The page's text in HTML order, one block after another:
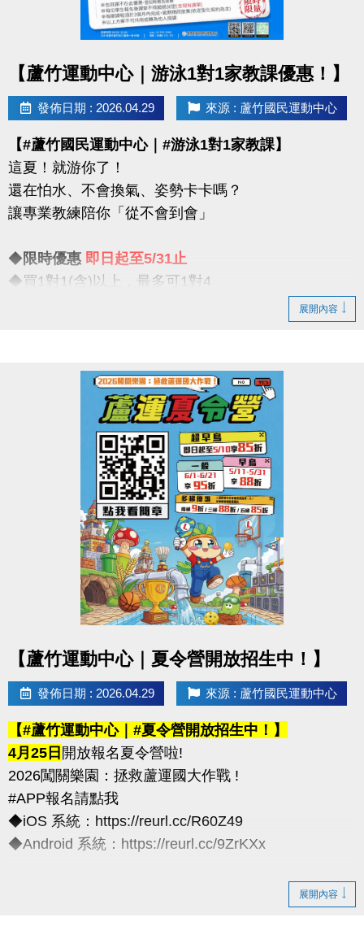
----------------------------------------------------------------
【#賽程公告】
----------------------------------------------------------------
【#比賽組別】
◆ 壯年組（35－54歲）
◆ 樂齡組（55歲以上）
比賽項目：混合雙打（不限性別）
【#注意事項】
（一）報名請攜帶身分證為憑，若兩位選手年紀組別
（三）超過比賽時間 3 分鐘未出賽者，以棄權論（以
大會掛鐘為準）。
（四）為使比賽順利進行，大會有權調度場地安排及
出場順序，不得異議。
（五）主辦單位保有延期舉辦比賽、調整場地及最終
（六）如有未盡事宜，依現場公告為主。
（七）洽詢專線：03-263-9066 #115、116
【蘆竹運動中心｜游泳1對1家教課優惠！】
發佈日期 : 2026.04.29 來源 : 蘆竹國民運動中心
【#蘆竹國民運動中心｜#游泳1對1家教課】
這夏！就游你了！
還在怕水、不會換氣、姿勢卡卡嗎？
讓專業教練陪你「從不會到會」
◆限時優惠 即日起至5/31止
◆買1對1(含)以上，最多可1對4
◆假日15組 / 平日30組
真的慢了就沒有！這個夏天，不只是玩水
是讓你真正「學會游」
----------------------------
※包班課不在此優惠，登記時需先收費
※每位學生報名後課堂不得超過30堂(含現有課單)
※每期課程須於3個月內完成，逾期視同放棄(依定型
化契約為主)
※以上方案不可共用或轉為他人授課
----------------------------
連絡資訊
-洽詢專線：03-2639066 #111、112
https://www.lzsports.com.tw/zh_TW/news/pageID/1/
-FB : 桃園市蘆竹國民運動中心
-IG : @luzhusports
展開內容
【蘆竹運動中心｜夏令營開放招生中！】
發佈日期 : 2026.04.29 來源 : 蘆竹國民運動中心
【#蘆竹運動中心｜#夏令營開放招生中！】
4月25日 開放報名夏令營啦!
2026闖關樂園：拯救蘆運國大作戰 !
#APP報名請點我
◆iOS 系統：https://reurl.cc/R60Z49
◆Android 系統：https://reurl.cc/9ZrKXx
展開內容